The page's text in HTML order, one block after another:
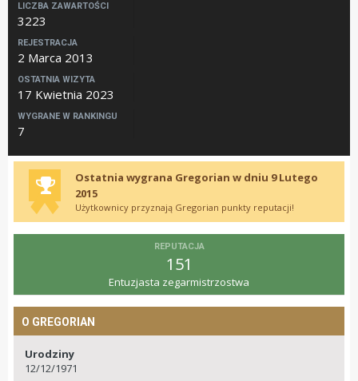
LICZBA ZAWARTOŚCI
3223
REJESTRACJA
2 Marca 2013
OSTATNIA WIZYTA
17 Kwietnia 2023
WYGRANE W RANKINGU
7
Ostatnia wygrana Gregorian w dniu 9 Lutego
2015
Użytkownicy przyznają Gregorian punkty reputacji!
REPUTACJA
151
Entuzjasta zegarmistrzostwa
O GREGORIAN
Urodziny
12/12/1971